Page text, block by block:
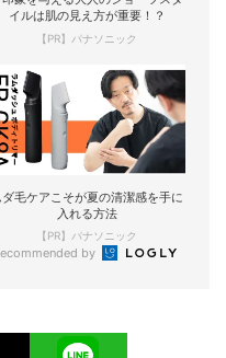
イルは肌の見え方が重要！？
【PR】パナソニック
ダ毛ケアこそが夏の清潔感を手に
入れる方法
【PR】パナソニック
by